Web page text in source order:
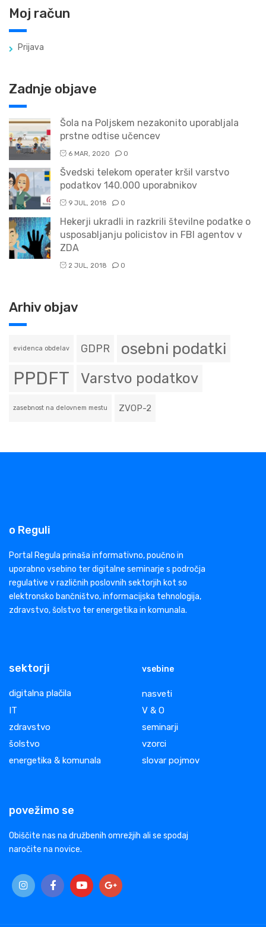
Moj račun
Prijava
Zadnje objave
Šola na Poljskem nezakonito uporabljala
prstne odtise učencev
6 MAR, 2020 0
Švedski telekom operater kršil varstvo
podatkov 140.000 uporabnikov
9 JUL, 2018 0
Hekerji ukradli in razkrili številne podatke o
usposabljanju policistov in FBI agentov v
ZDA
2 JUL, 2018 0
Arhiv objav
evidenca obdelav GDPR osebni podatki
PPDFT Varstvo podatkov
zasebnost na delovnem mestu ZVOP-2
o Reguli
Portal Regula prinaša informativno, poučno in
uporabno vsebino ter digitalne seminarje s področja
regulative v različnih poslovnih sektorjih kot so
elektronsko bančništvo, informacijska tehnologija,
zdravstvo, šolstvo ter energetika in komunala.
sektorji
digitalna plačila
IT
zdravstvo
šolstvo
energetika & komunala
vsebine
nasveti
V & O
seminarji
vzorci
slovar pojmov
povežimo se
Obiščite nas na družbenih omrežjih ali se spodaj
naročite na novice.